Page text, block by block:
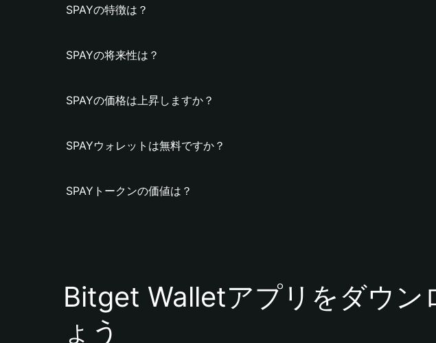
SPAYの特徴は？
SPAYの将来性は？
SPAYの価格は上昇しますか？
SPAYウォレットは無料ですか？
SPAYトークンの価値は？
Bitget Walletアプリをダウン
ょう